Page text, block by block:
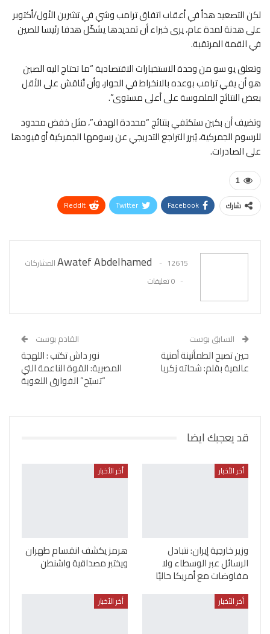
لكن التصعيد هدأ في أعقاب اتفاق ترامب وشي في تشرين الأول/أكتوبر
على هدنة لمدة عام، يرى خبراء أن تمديدها يشكّل هدفا رئيسا للصين
في القمة المرتقبة.
وتعلق يو سو من وحدة الاستخبارات الاقتصادية “ما تحتاج اليه الصين
هو أن يفي ترامب بوعده بالانخراط في الحوار، وأن تُناقش على الأقل
بعض النتائج الملموسة على أعلى مستوى”.
وتضيف أن بكين ستكتفي بنتائج “محددة الهدف”، مثل خفض محدود
للرسوم الجمركية، يُبرر التراجع التدريجي عن رسومها الجمركية أو قيودها
على الصادرات.
1
شارك Facebook
Twitter
ReddIt
Awatef Abdelhamed
12615 المشاركات
0 تعليقات
السابق بوست
حين تصبح الطمأنينة أمنية
عالمية بقلم: شحاته زكريا
القادم بوست
نور داش تكتب : اللهجة
المصرية: القوة الناعمة التي
“تسيّح” الفوارق اللغوية
قد يعجبك ايضا
أخر الأخبار
وزير خارجية إيران: نتبادل
الرسائل عبر الوسطاء ولا
مفاوضات مع أمريكا حاليًا
أخر الأخبار
هرمز يكشف انقسام طهران
ويختبر مصداقية واشنطن
أخر الأخبار أخر الأخبار